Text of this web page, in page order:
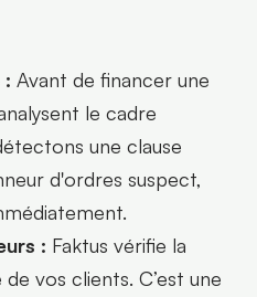
: Avant de financer une
le cadre
une clause
d'ordres suspect,
: Faktus vérifie la
vos clients. C’est une